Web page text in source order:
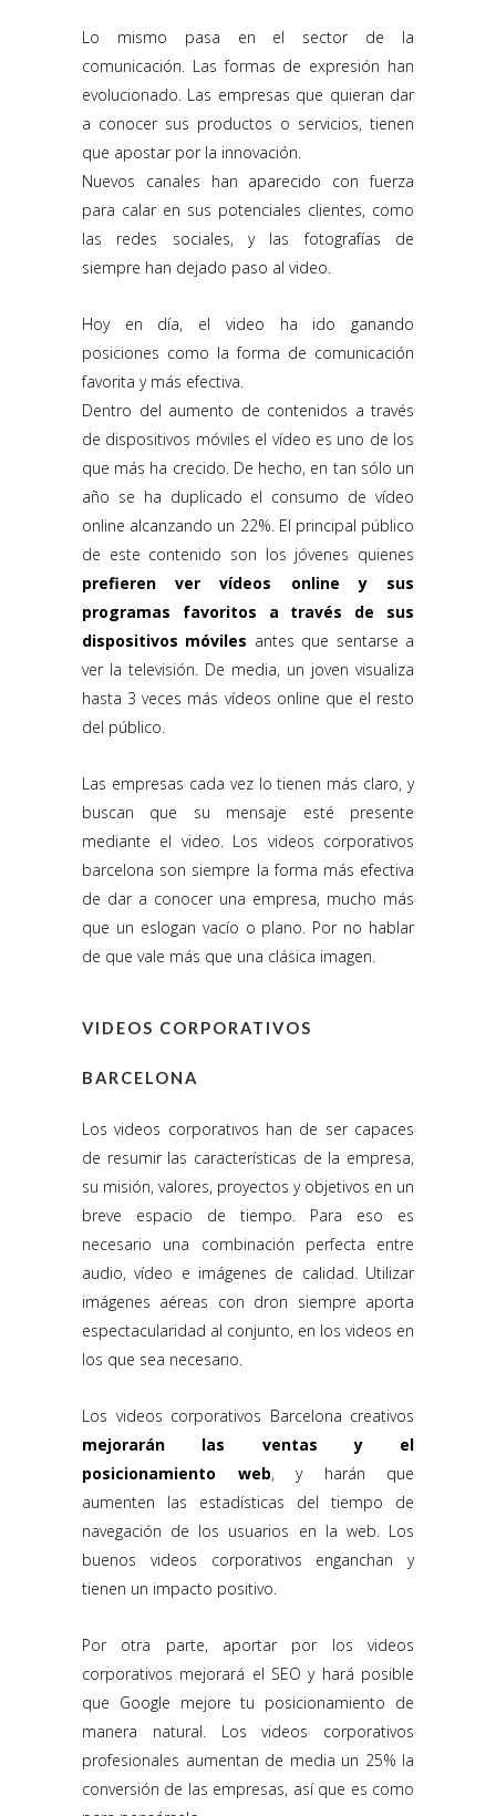
Lo mismo pasa en el sector de la
comunicación. Las formas de expresión han
evolucionado. Las empresas que quieran dar
a conocer sus productos o servicios, tienen
que apostar por la innovación.
Nuevos canales han aparecido con fuerza
para calar en sus potenciales clientes, como
las redes sociales, y las fotografías de
siempre han dejado paso al video.
Hoy en día, el video ha ido ganando
posiciones como la forma de comunicación
favorita y más efectiva.
Dentro del aumento de contenidos a través
de dispositivos móviles el vídeo es uno de los
que más ha crecido. De hecho, en tan sólo un
año se ha duplicado el consumo de vídeo
online alcanzando un 22%. El principal público
de este contenido son los jóvenes quienes
prefieren ver vídeos online y sus
programas favoritos a través de sus
dispositivos móviles antes que sentarse a
ver la televisión. De media, un joven visualiza
hasta 3 veces más vídeos online que el resto
del público.
Las empresas cada vez lo tienen más claro, y
buscan que su mensaje esté presente
mediante el video. Los videos corporativos
barcelona son siempre la forma más efectiva
de dar a conocer una empresa, mucho más
que un eslogan vacío o plano. Por no hablar
de que vale más que una clásica imagen.
VIDEOS CORPORATIVOS
BARCELONA
Los videos corporativos han de ser capaces
de resumir las características de la empresa,
su misión, valores, proyectos y objetivos en un
breve espacio de tiempo. Para eso es
necesario una combinación perfecta entre
audio, vídeo e imágenes de calidad. Utilizar
imágenes aéreas con dron siempre aporta
espectacularidad al conjunto, en los videos en
los que sea necesario.
Los videos corporativos Barcelona creativos
mejorarán las ventas y el
posicionamiento web, y harán que
aumenten las estadísticas del tiempo de
navegación de los usuarios en la web. Los
buenos videos corporativos enganchan y
tienen un impacto positivo.
Por otra parte, aportar por los videos
corporativos mejorará el SEO y hará posible
que Google mejore tu posicionamiento de
manera natural. Los videos corporativos
profesionales aumentan de media un 25% la
conversión de las empresas, así que es como